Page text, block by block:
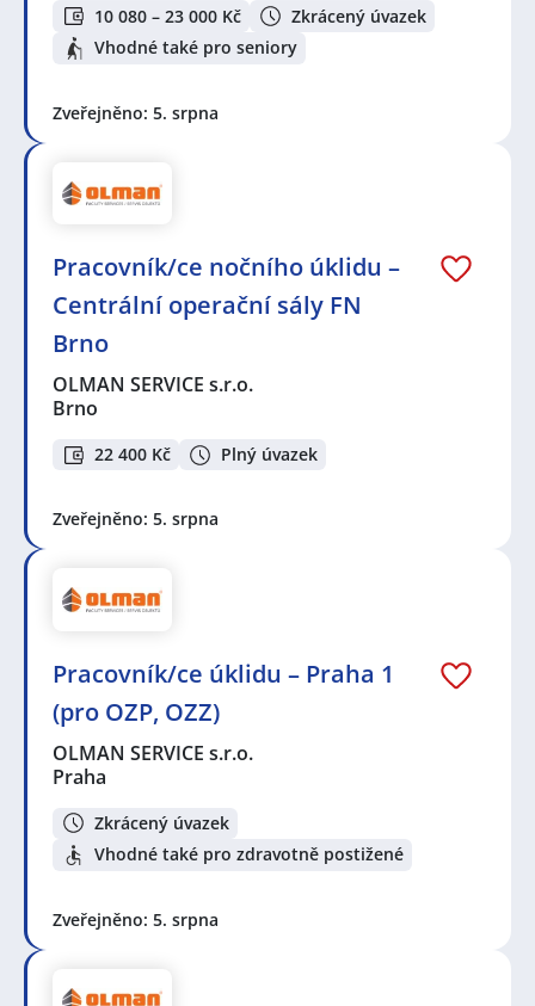
10 080 – 23 000 Kč
Zkrácený úvazek
Vhodné také pro seniory
Zveřejněno: 5. srpna
Pracovník/ce nočního úklidu –
Centrální operační sály FN
Brno
OLMAN SERVICE s.r.o.
Brno
22 400 Kč Plný úvazek
Zveřejněno: 5. srpna
Pracovník/ce úklidu – Praha 1
(pro OZP, OZZ)
OLMAN SERVICE s.r.o.
Praha
Zkrácený úvazek
Vhodné také pro zdravotně postižené
Zveřejněno: 5. srpna